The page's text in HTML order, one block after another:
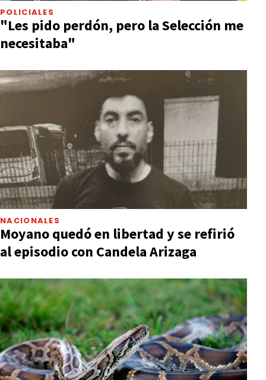
POLICIALES
"Les pido perdón, pero la Selección me
necesitaba"
NACIONALES
Moyano quedó en libertad y se refirió
al episodio con Candela Arizaga